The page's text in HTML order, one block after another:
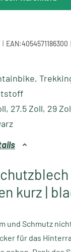
| EAN:4054571186300 |
27.5 Zoll, 29
kurz |
und Schmutz
für das